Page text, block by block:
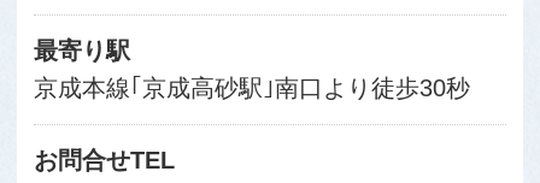
最寄り駅
京成本線｢京成高砂駅｣南口より徒歩30秒
お問合せTEL